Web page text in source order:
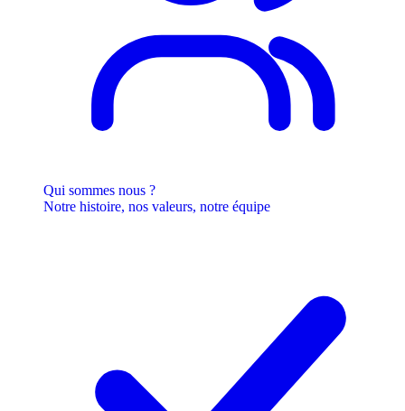
Qui sommes nous ?
Notre histoire, nos valeurs, notre équipe